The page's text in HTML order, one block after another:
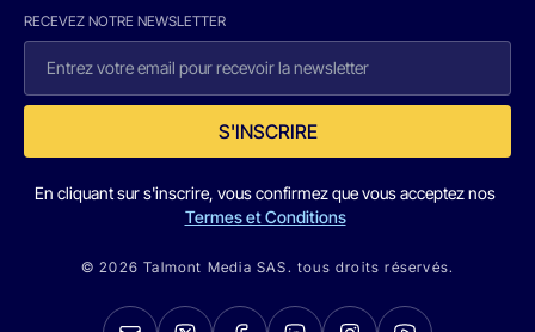
RECEVEZ NOTRE NEWSLETTER
S'INSCRIRE
En cliquant sur s'inscrire, vous confirmez que vous acceptez nos
Termes et Conditions
© 2026 Talmont Media SAS. tous droits réservés.